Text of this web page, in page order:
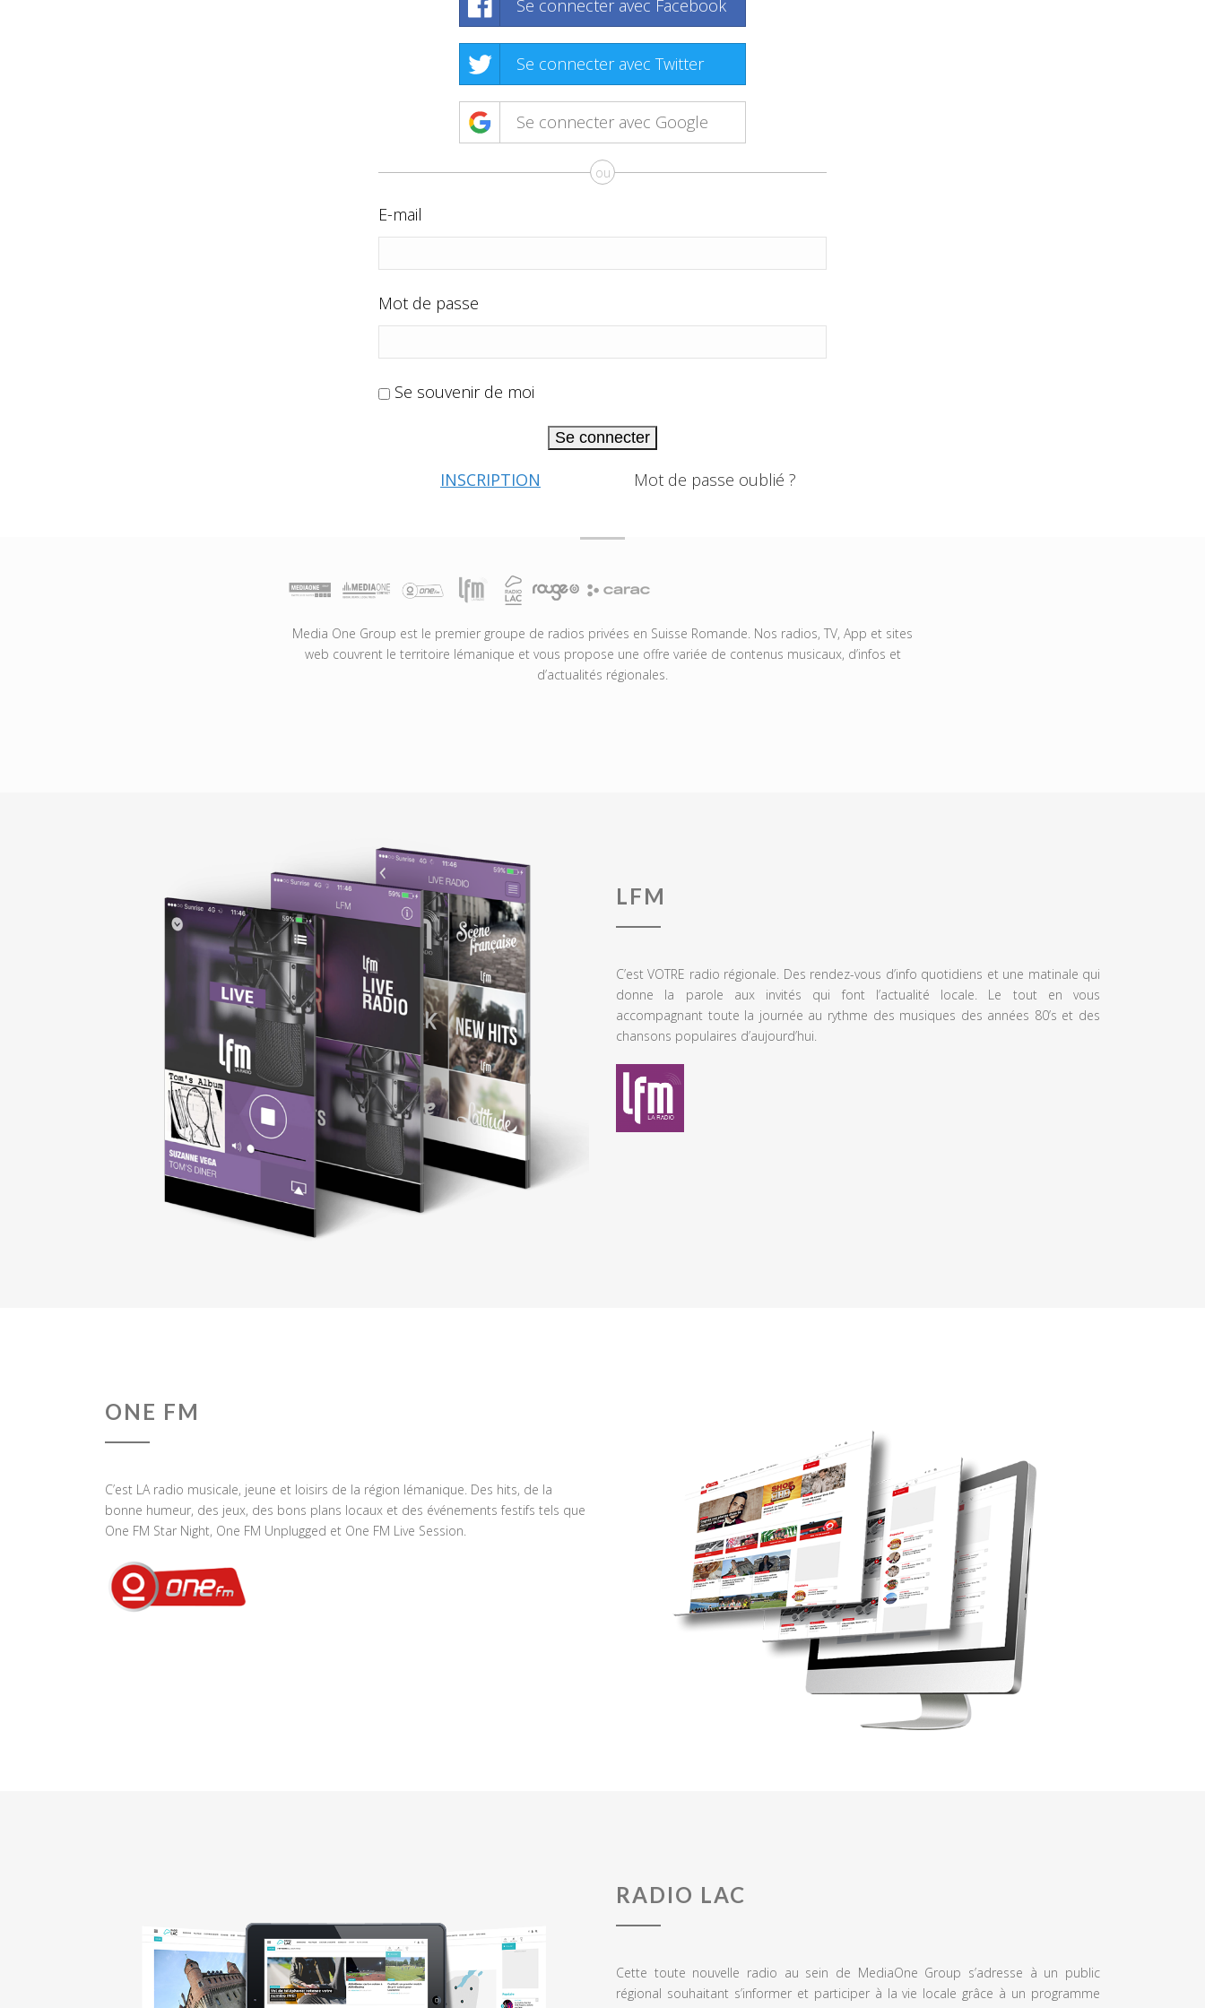
Se connecter avec Facebook
Se connecter avec Twitter
Se connecter avec Google
ou
E-mail
Mot de passe
Se souvenir de moi
Se connecter
INSCRIPTION Mot de passe oublié ?
Media One Group est le premier groupe de radios privées en Suisse Romande. Nos radios, TV, App et sites
web couvrent le territoire lémanique et vous propose une offre variée de contenus musicaux, d’infos et
d’actualités régionales.
LFM
C’est VOTRE radio régionale. Des rendez-vous d’info quotidiens et une matinale qui
donne la parole aux invités qui font l’actualité locale. Le tout en vous
accompagnant toute la journée au rythme des musiques des années 80’s et des
chansons populaires d’aujourd’hui.
ONE FM
C’est LA radio musicale, jeune et loisirs de la région lémanique. Des hits, de la
bonne humeur, des jeux, des bons plans locaux et des événements festifs tels que
One FM Star Night, One FM Unplugged et One FM Live Session.
RADIO LAC
Cette toute nouvelle radio au sein de MediaOne Group s’adresse à un public
régional souhaitant s’informer et participer à la vie locale grâce à un programme